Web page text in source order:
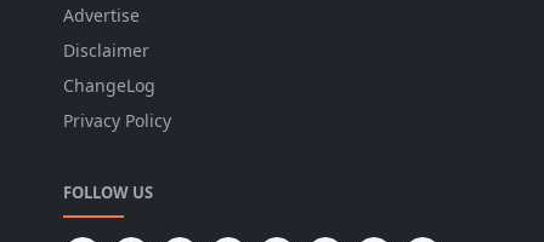
Advertise
Disclaimer
ChangeLog
Privacy Policy
FOLLOW US